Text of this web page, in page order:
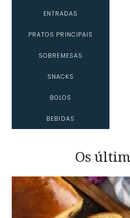
ENTRADAS
PRATOS PRINCIPAIS
SOBREMESAS
SNACKS
BOLOS
BEBIDAS
Os